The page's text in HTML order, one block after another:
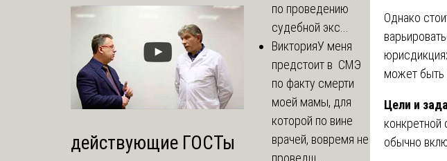
Однако
может быть
Цели и
конкретной
обычно
действующие ГОСТы
по проведению
судебной экс...
ВикторияУ меня
предстоит в СМЭ
по факту смерти
моей мамы, для
которой по вине
врачей, вовремя не
проведш...